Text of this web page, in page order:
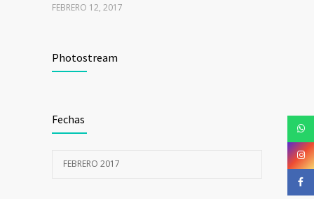
FEBRERO 12, 2017
Photostream
Fechas
FEBRERO 2017